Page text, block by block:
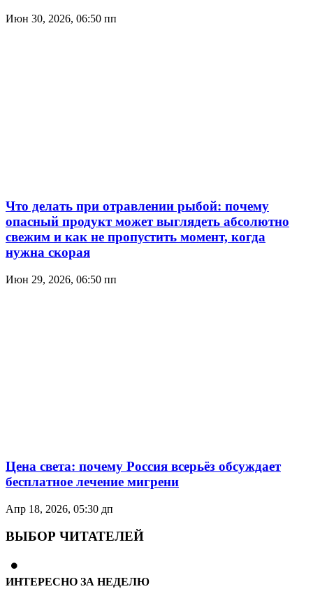
Июн 30, 2026, 06:50 пп
Что делать при отравлении рыбой: почему
опасный продукт может выглядеть абсолютно
свежим и как не пропустить момент, когда
нужна скорая
Июн 29, 2026, 06:50 пп
Цена света: почему Россия всерьёз обсуждает
бесплатное лечение мигрени
Апр 18, 2026, 05:30 дп
ВЫБОР ЧИТАТЕЛЕЙ
ИНТЕРЕСНО ЗА НЕДЕЛЮ